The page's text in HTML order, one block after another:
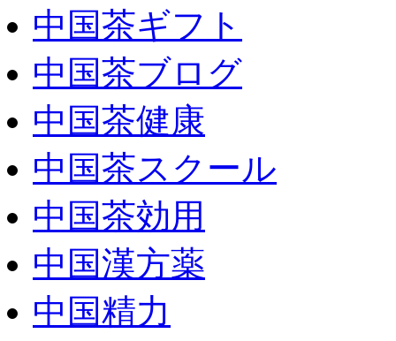
中国茶ギフト
中国茶ブログ
中国茶健康
中国茶スクール
中国茶効用
中国漢方薬
中国精力